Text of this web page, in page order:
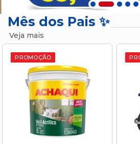
Mês dos Pais ✨
Veja mais
PROMOÇÃO